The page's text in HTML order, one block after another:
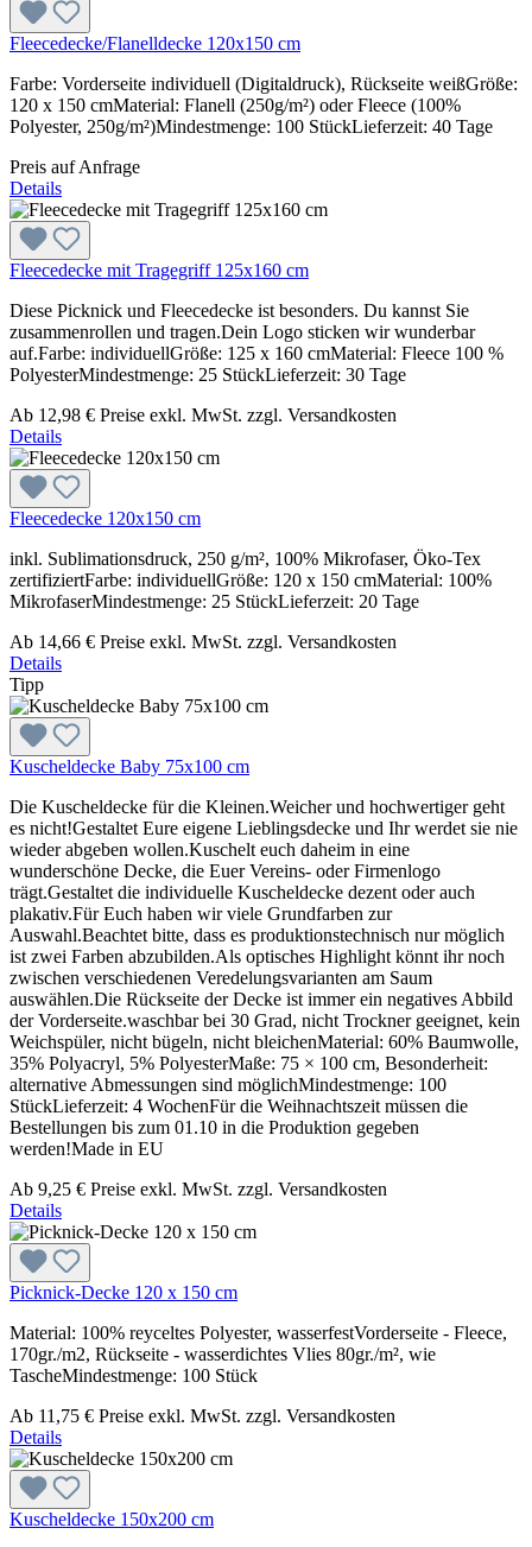
Fleecedecke/Flanelldecke 120x150 cm
Farbe: Vorderseite individuell (Digitaldruck), Rückseite weißGröße:
120 x 150 cmMaterial: Flanell (250g/m²) oder Fleece (100%
Polyester, 250g/m²)Mindestmenge: 100 StückLieferzeit: 40 Tage
Preis auf Anfrage
Details
Fleecedecke mit Tragegriff 125x160 cm
Diese Picknick und Fleecedecke ist besonders. Du kannst Sie
zusammenrollen und tragen.Dein Logo sticken wir wunderbar
auf.Farbe: individuellGröße: 125 x 160 cmMaterial: Fleece 100 %
PolyesterMindestmenge: 25 StückLieferzeit: 30 Tage
Ab 12,98 € Preise exkl. MwSt. zzgl. Versandkosten
Details
Fleecedecke 120x150 cm
inkl. Sublimationsdruck, 250 g/m², 100% Mikrofaser, Öko-Tex
zertifiziertFarbe: individuellGröße: 120 x 150 cmMaterial: 100%
MikrofaserMindestmenge: 25 StückLieferzeit: 20 Tage
Ab 14,66 € Preise exkl. MwSt. zzgl. Versandkosten
Details
Tipp
Kuscheldecke Baby 75x100 cm
Die Kuscheldecke für die Kleinen.Weicher und hochwertiger geht
es nicht!Gestaltet Eure eigene Lieblingsdecke und Ihr werdet sie nie
wieder abgeben wollen.Kuschelt euch daheim in eine
wunderschöne Decke, die Euer Vereins- oder Firmenlogo
trägt.Gestaltet die individuelle Kuscheldecke dezent oder auch
plakativ.Für Euch haben wir viele Grundfarben zur
Auswahl.Beachtet bitte, dass es produktionstechnisch nur möglich
ist zwei Farben abzubilden.Als optisches Highlight könnt ihr noch
zwischen verschiedenen Veredelungsvarianten am Saum
auswählen.Die Rückseite der Decke ist immer ein negatives Abbild
der Vorderseite.waschbar bei 30 Grad, nicht Trockner geeignet, kein
Weichspüler, nicht bügeln, nicht bleichenMaterial: 60% Baumwolle,
35% Polyacryl, 5% PolyesterMaße: 75 × 100 cm, Besonderheit:
alternative Abmessungen sind möglichMindestmenge: 100
StückLieferzeit: 4 WochenFür die Weihnachtszeit müssen die
Bestellungen bis zum 01.10 in die Produktion gegeben
werden!Made in EU
Ab 9,25 € Preise exkl. MwSt. zzgl. Versandkosten
Details
Picknick-Decke 120 x 150 cm
Material: 100% reyceltes Polyester, wasserfestVorderseite - Fleece,
170gr./m2, Rückseite - wasserdichtes Vlies 80gr./m², wie
TascheMindestmenge: 100 Stück
Ab 11,75 € Preise exkl. MwSt. zzgl. Versandkosten
Details
Kuscheldecke 150x200 cm